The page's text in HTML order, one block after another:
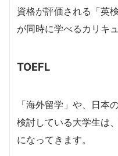
資格が評価される「英
が同時に学べるカリキ
TOEFL
「海外留学」や、日本
検討している大学生は
になってきます。